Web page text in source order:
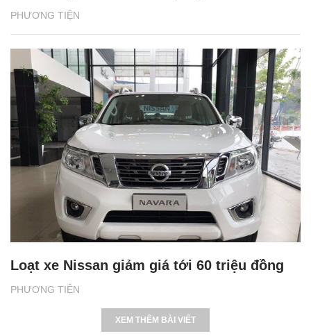
PHƯƠNG TIỆN
PHƯƠNG TIỆN
Loạt xe Nissan giảm giá tới 60 triệu đồng
XEM THÊM BÀI VIẾT